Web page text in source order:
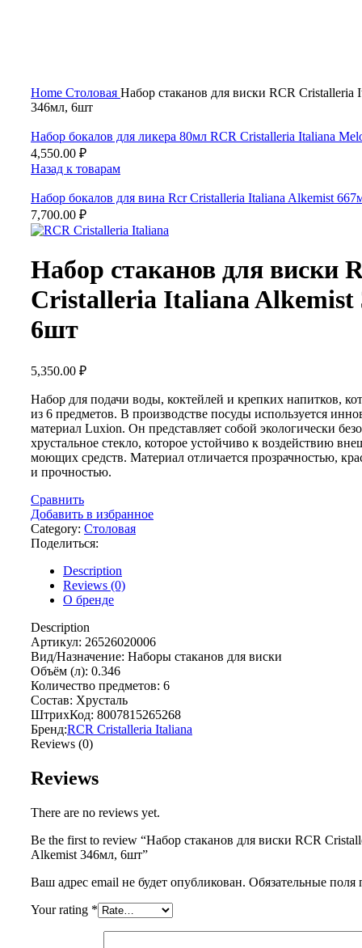
Home Столовая Набор стаканов для виски RCR Cristalleria
346мл, 6шт
Набор бокалов для ликера 80мл RCR Cristalleria Italiana
4,550.00 ₽
Назад к товарам
Набор бокалов для вина Rcr Cristalleria Italiana Alkemist
7,700.00 ₽
Набор стаканов для виски
Cristalleria Italiana Alkemist
6шт
5,350.00 ₽
Набор для подачи воды, коктейлей и крепких напитков,
из 6 предметов. В производстве посуды используется
материал Luxion. Он представляет собой экологически
хрустальное стекло, которое устойчиво к воздействию
моющих средств. Материал отличается прозрачностью,
и прочностью.
Сравнить
Добавить в избранное
Category: Столовая
Поделиться:
Description
Reviews (0)
О бренде
Description
Артикул: 26526020006
Вид/Назначение: Наборы стаканов для виски
Объём (л): 0.346
Количество предметов: 6
Состав: Хрусталь
ШтрихКод: 8007815265268
Бренд:RCR Cristalleria Italiana
Reviews (0)
Reviews
There are no reviews yet.
Be the first to review “Набор стаканов для виски RCR
Alkemist 346мл, 6шт”
Ваш адрес email не будет опубликован. Обязательные
Your rating *